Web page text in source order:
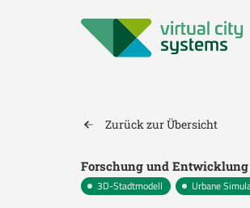
Zurück zur Übersicht
Forschung und Entwicklung
3D-Stadtmodell Urbane